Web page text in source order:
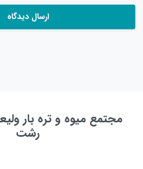
مجتمع میوه و تره بار
رشت